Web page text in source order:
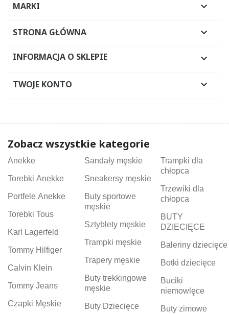
MARKI 
STRONA GŁÓWNA 
INFORMACJA O SKLEPIE 
TWOJE KONTO 
Zobacz wszystkie kategorie
Anekke
Torebki Anekke
Portfele Anekke
Torebki Tous
Karl Lagerfeld
Tommy Hilfiger
Calvin Klein
Tommy Jeans
Czapki Męskie
Sandały męskie
Sneakersy męskie
Buty sportowe
męskie
Sztyblety męskie
Trampki męskie
Trapery męskie
Buty trekkingowe
męskie
Buty Dziecięce
Trampki dla
chłopca
Trzewiki dla
chłopca
BUTY
DZIECIĘCE
Baleriny dziecięce
Botki dziecięce
Buciki
niemowlęce
Buty zimowe